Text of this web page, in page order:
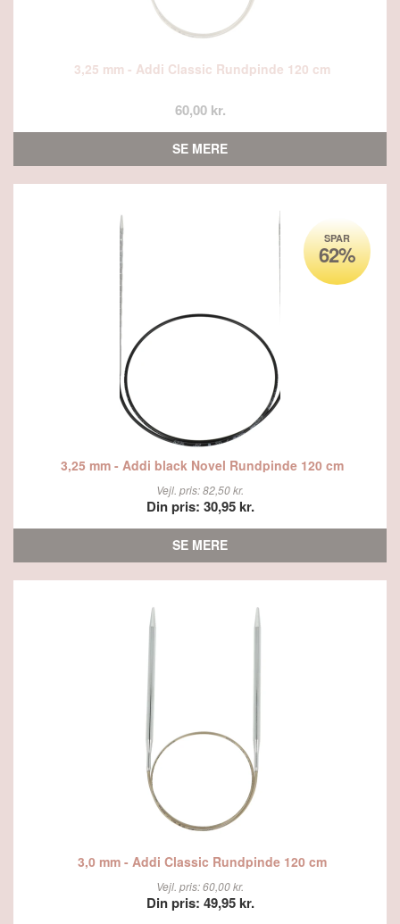
3,25 mm - Addi Classic Rundpinde 120 cm
60,00 kr.
SE MERE
SPAR
62%
3,25 mm - Addi black Novel Rundpinde 120 cm
Vejl. pris: 82,50 kr.
Din pris: 30,95 kr.
SE MERE
3,0 mm - Addi Classic Rundpinde 120 cm
Vejl. pris: 60,00 kr.
Din pris: 49,95 kr.